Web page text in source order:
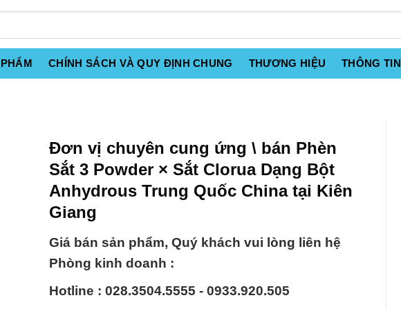
CHÍNH SÁCH VÀ QUY ĐỊNH CHUNG THƯƠNG HIỆU THÔNG TIN
Đơn vị chuyên cung ứng \ bán Phèn
Sắt 3 Powder × Sắt Clorua Dạng Bột
Anhydrous Trung Quốc China tại Kiên
Giang
Giá bán sản phẩm, Quý khách vui lòng liên hệ
Phòng kinh doanh :
Hotline : 028.3504.5555 - 0933.920.505